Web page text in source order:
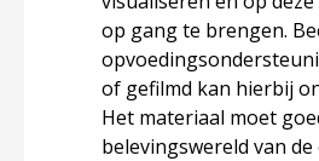
op gang te brengen.
of gefilmd kan hierbij
Het materiaal moet
belevingswereld van